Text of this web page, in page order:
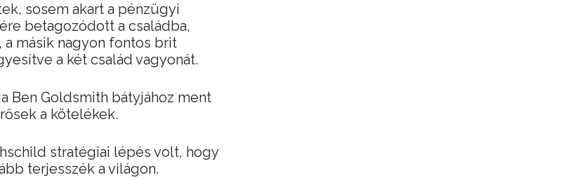
sosem akart a pénzügyi
betagozódott a családba,
a másik nagyon fontos brit
a két család vagyonát.
Ben Goldsmith bátyjához ment
a kötelékek.
stratégiai lépés volt, hogy
terjesszék a világon.